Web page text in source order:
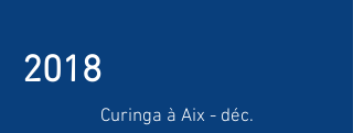
2018
Curinga à Aix - déc.